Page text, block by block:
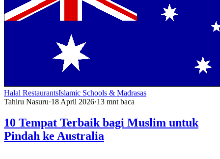
Halal RestaurantsIslamic Schools & Madrasas
Tahiru Nasuru·18 April 2026·13 mnt baca
10 Tempat Terbaik bagi Muslim untuk
Pindah ke Australia